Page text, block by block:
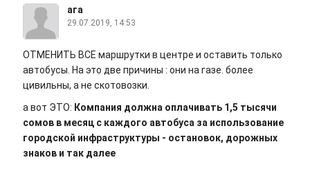
ага
29.07.2019, 14:53
ОТМЕНИТЬ ВСЕ маршрутки в центре и оставить только
автобусы. На это две причины : они на газе. более
цивильны, а не скотовозки.
а вот ЭТО: Компания должна оплачивать 1,5 тысячи
сомов в месяц с каждого автобуса за использование
городской инфраструктуры - остановок, дорожных
знаков и так далее